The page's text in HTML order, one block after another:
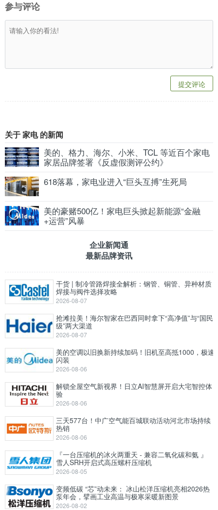
参与评论
提交评论
关于 家电 的新闻
美的、格力、海尔、小米、TCL 等近百个家电
家居品牌签署《反虚假测评公约》
618落幕，家电业进入“巨头互搏”生死局
美的豪赌500亿！家电巨头掀起新能源“金融
+运营”风暴
企业新闻通
最新品牌资讯
干货 | 制冷管路焊接全解析：钢管、铜管、异种材质
焊接与阀件选择攻略
2026-08-07
抢滩拉美！海尔智家在巴西同时拿下“高净值”与“国民
级”两大渠道
2026-08-07
美的空调以旧换新持续加码！旧机至高抵1000，极速
闪装
2026-08-06
解锁全屋空气新视界！日立AI智慧屏开启大宅智控体
验
2026-08-06
三天577台！中广空气能百城联动活动河北市场持续
热销
2026-08-06
『一台压缩机的冰火两重天 - 兼容二氧化碳和氨 』
雪人SRH开启式高压螺杆压缩机
2026-08-05
变频低碳 “芯”动未来： 冰山松洋压缩机亮相2026热
泵年会，擘画工业高温与极寒采暖新图景
2026-08-02